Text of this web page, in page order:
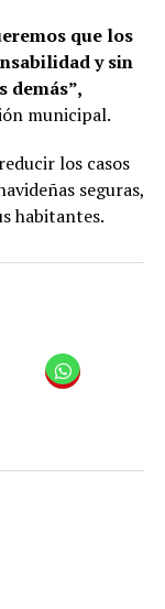
que los
y sin
demás”,
municipal.
los casos
seguras,
habitantes.